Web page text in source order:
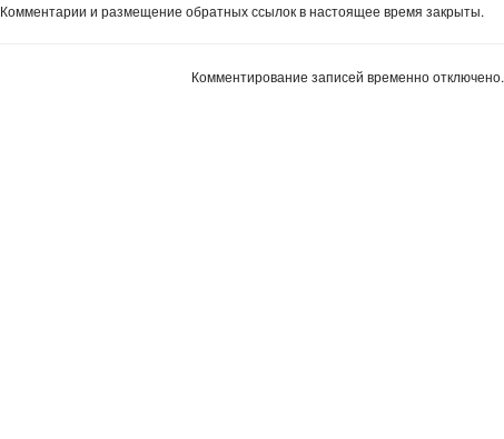
Комментарии и размещение обратных ссылок в настоящее время закрыты.
Комментирование записей временно отключено.